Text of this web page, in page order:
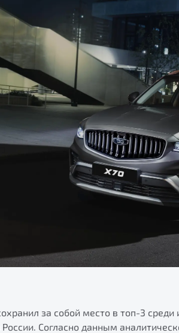
за собой место в топ-3
Согласно данным